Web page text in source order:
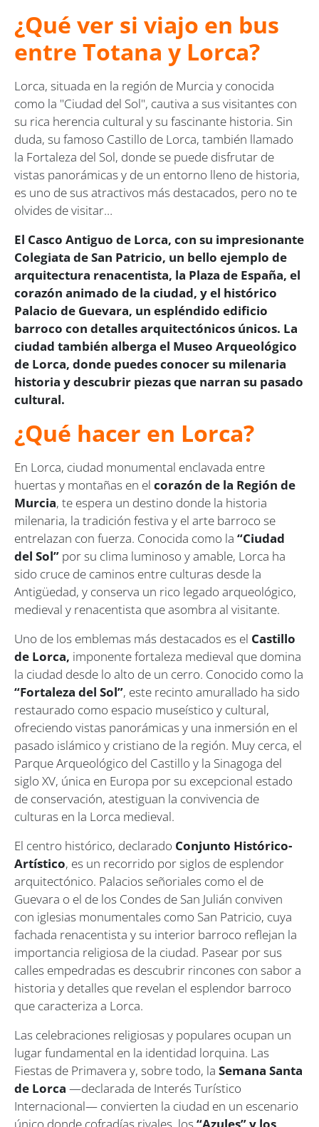
¿Qué ver si viajo en bus
entre Totana y Lorca?
Lorca, situada en la región de Murcia y conocida
como la "Ciudad del Sol", cautiva a sus visitantes con
su rica herencia cultural y su fascinante historia. Sin
duda, su famoso Castillo de Lorca, también llamado
la Fortaleza del Sol, donde se puede disfrutar de
vistas panorámicas y de un entorno lleno de historia,
es uno de sus atractivos más destacados, pero no te
olvides de visitar…
El Casco Antiguo de Lorca, con su impresionante
Colegiata de San Patricio, un bello ejemplo de
arquitectura renacentista, la Plaza de España, el
corazón animado de la ciudad, y el histórico
Palacio de Guevara, un espléndido edificio
barroco con detalles arquitectónicos únicos. La
ciudad también alberga el Museo Arqueológico
de Lorca, donde puedes conocer su milenaria
historia y descubrir piezas que narran su pasado
cultural.
¿Qué hacer en Lorca?
En Lorca, ciudad monumental enclavada entre
huertas y montañas en el corazón de la Región de
Murcia, te espera un destino donde la historia
milenaria, la tradición festiva y el arte barroco se
entrelazan con fuerza. Conocida como la “Ciudad
del Sol” por su clima luminoso y amable, Lorca ha
sido cruce de caminos entre culturas desde la
Antigüedad, y conserva un rico legado arqueológico,
medieval y renacentista que asombra al visitante.
Uno de los emblemas más destacados es el Castillo
de Lorca, imponente fortaleza medieval que domina
la ciudad desde lo alto de un cerro. Conocido como la
“Fortaleza del Sol”, este recinto amurallado ha sido
restaurado como espacio museístico y cultural,
ofreciendo vistas panorámicas y una inmersión en el
pasado islámico y cristiano de la región. Muy cerca, el
Parque Arqueológico del Castillo y la Sinagoga del
siglo XV, única en Europa por su excepcional estado
de conservación, atestiguan la convivencia de
culturas en la Lorca medieval.
El centro histórico, declarado Conjunto Histórico-
Artístico, es un recorrido por siglos de esplendor
arquitectónico. Palacios señoriales como el de
Guevara o el de los Condes de San Julián conviven
con iglesias monumentales como San Patricio, cuya
fachada renacentista y su interior barroco reflejan la
importancia religiosa de la ciudad. Pasear por sus
calles empedradas es descubrir rincones con sabor a
historia y detalles que revelan el esplendor barroco
que caracteriza a Lorca.
Las celebraciones religiosas y populares ocupan un
lugar fundamental en la identidad lorquina. Las
Fiestas de Primavera y, sobre todo, la Semana Santa
de Lorca —declarada de Interés Turístico
Internacional— convierten la ciudad en un escenario
único donde cofradías rivales, los “Azules” y los